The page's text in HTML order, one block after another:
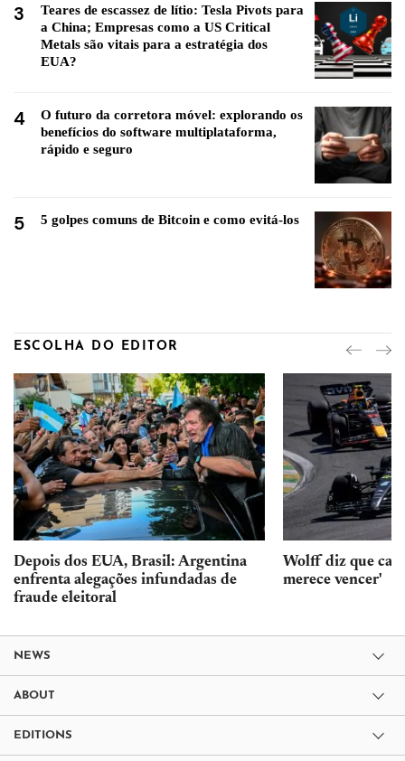
3
Teares de escassez de lítio: Tesla Pivots para
a China; Empresas como a US Critical
Metals são vitais para a estratégia dos
EUA?
4
O futuro da corretora móvel: explorando os
benefícios do software multiplataforma,
rápido e seguro
5 5 golpes comuns de Bitcoin e como evitá-los
ESCOLHA DO EDITOR
Depois dos EUA, Brasil: Argentina
enfrenta alegações infundadas de
fraude eleitoral
Wolff diz que
merece vencer'
NEWS
ABOUT
EDITIONS